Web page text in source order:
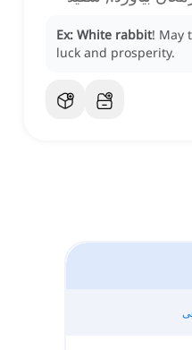
داشته باشد.
Ex: White rabbit! May
luck and prosperity.